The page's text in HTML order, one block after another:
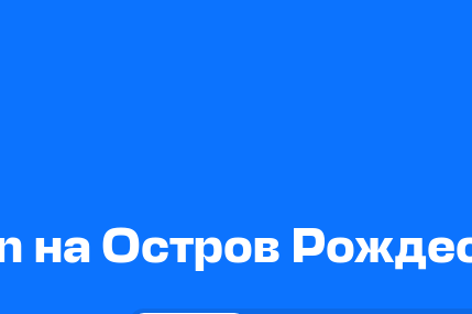
на Остров